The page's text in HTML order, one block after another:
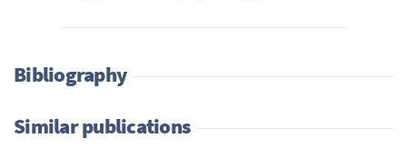
Bibliography
Similar publications